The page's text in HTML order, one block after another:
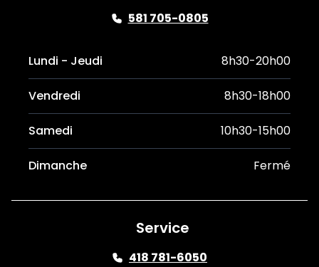
581 705-0805
Lundi - Jeudi 8h30-20h00
Vendredi 8h30-18h00
Samedi 10h30-15h00
Dimanche Fermé
Service
418 781-6050